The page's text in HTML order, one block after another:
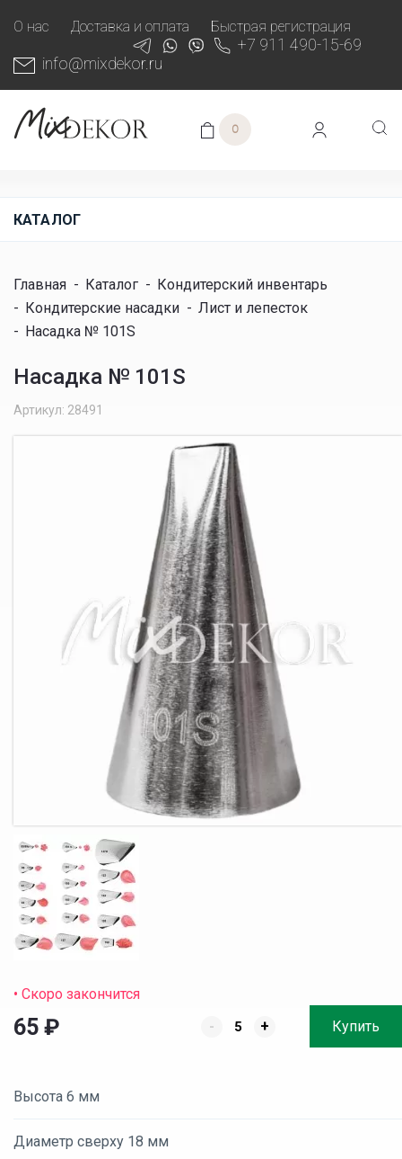
О нас Доставка и оплата Быстрая регистрация
+7 911 490-15-69
info@mixdekor.ru
0
КАТАЛОГ
Главная - Каталог - Кондитерский инвентарь
- Кондитерские насадки - Лист и лепесток
- Насадка № 101S
Насадка № 101S
Артикул: 28491
• Скоро закончится
65 ₽ - + Купить
Высота 6 мм
Диаметр сверху 18 мм